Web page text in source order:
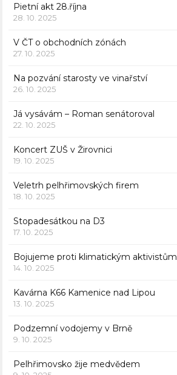
Pietní akt 28.října
28. 10. 2025
V ČT o obchodních zónách
27. 10. 2025
Na pozvání starosty ve vinařství
26. 10. 2025
Já vysávám – Roman senátoroval
22. 10. 2025
Koncert ZUŠ v Žirovnici
19. 10. 2025
Veletrh pelhřimovských firem
18. 10. 2025
Stopadesátkou na D3
17. 10. 2025
Bojujeme proti klimatickým aktivistům
14. 10. 2025
Kavárna K66 Kamenice nad Lipou
13. 10. 2025
Podzemní vodojemy v Brně
9. 10. 2025
Pelhřimovsko žije medvědem